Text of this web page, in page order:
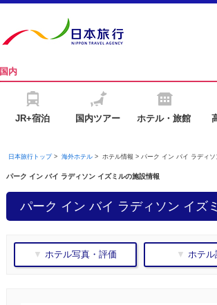
国内
JR+宿泊 国内ツアー ホテル・旅館
日本旅行トップ> 海外ホテル> ホテル情報 > パーク イン バイ ラディソ
パーク イン バイ ラディソン イズミルの施設情報
パーク イン バイ ラディソン イズ
▼ ホテル写真・評価 ▼ ホテ